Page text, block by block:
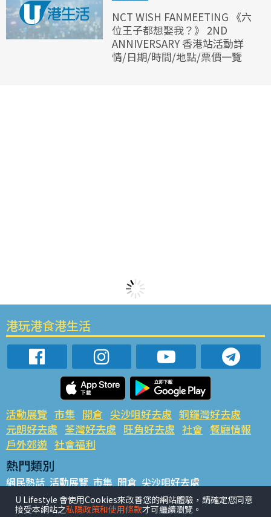
NCT WISH FANMEETING 《六
位王子都想娶我？》 2ND
ANNIVERSARY 香港站活動詳
情/日期/時間/地點/票價一覽
港玩港食港生活
活動展覽 市集 開倉 尖沙咀好去處 銅鑼灣好去處
元朗好去處 荃灣好去處 旺角好去處 社會 餐廳情報
戶外郊遊 社會福利
熱門類別
網民熱話 活動展覽 市集 開倉 尖沙咀好去處
銅鑼灣好去處 元朗好去處 荃灣好去處 旺角好去處 社會
餐廳情報 戶外郊遊
U Lifestyle 會使用Cookies來改善您的網站體驗，請確定您同意
接受本網站之私隱政策和使用條款才可繼續瀏覽。